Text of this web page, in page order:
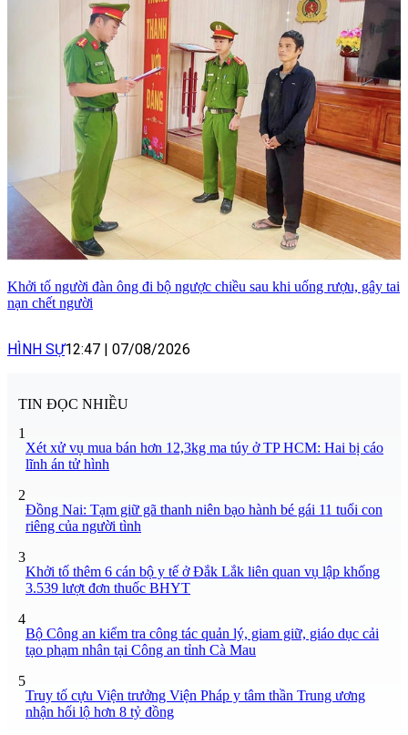
Khởi tố người đàn ông đi bộ ngược chiều sau khi uống rượu, gây tai
nạn chết người
HÌNH SỰ12:47 | 07/08/2026
TIN ĐỌC NHIỀU
1
Xét xử vụ mua bán hơn 12,3kg ma túy ở TP HCM: Hai bị cáo
lĩnh án tử hình
2
Đồng Nai: Tạm giữ gã thanh niên bạo hành bé gái 11 tuổi con
riêng của người tình
3
Khởi tố thêm 6 cán bộ y tế ở Đắk Lắk liên quan vụ lập khống
3.539 lượt đơn thuốc BHYT
4
Bộ Công an kiểm tra công tác quản lý, giam giữ, giáo dục cải
tạo phạm nhân tại Công an tỉnh Cà Mau
5
Truy tố cựu Viện trưởng Viện Pháp y tâm thần Trung ương
nhận hối lộ hơn 8 tỷ đồng